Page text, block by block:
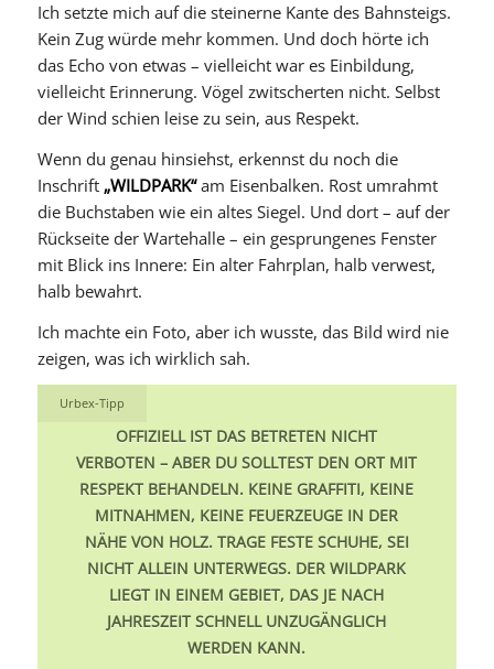
Ich setzte mich auf die steinerne Kante des Bahnsteigs.
Kein Zug würde mehr kommen. Und doch hörte ich
das Echo von etwas – vielleicht war es Einbildung,
vielleicht Erinnerung. Vögel zwitscherten nicht. Selbst
der Wind schien leise zu sein, aus Respekt.
Wenn du genau hinsiehst, erkennst du noch die
Inschrift „WILDPARK“am Eisenbalken. Rost umrahmt
die Buchstaben wie ein altes Siegel. Und dort – auf der
Rückseite der Wartehalle – ein gesprungenes Fenster
mit Blick ins Innere: Ein alter Fahrplan, halb verwest,
halb bewahrt.
Ich machte ein Foto, aber ich wusste, das Bild wird nie
zeigen, was ich wirklich sah.
Urbex-Tipp
OFFIZIELL IST DAS BETRETEN NICHT
VERBOTEN – ABER DU SOLLTEST DEN ORT MIT
RESPEKT BEHANDELN. KEINE GRAFFITI, KEINE
MITNAHMEN, KEINE FEUERZEUGE IN DER
NÄHE VON HOLZ. TRAGE FESTE SCHUHE, SEI
NICHT ALLEIN UNTERWEGS. DER WILDPARK
LIEGT IN EINEM GEBIET, DAS JE NACH
JAHRESZEIT SCHNELL UNZUGÄNGLICH
WERDEN KANN.